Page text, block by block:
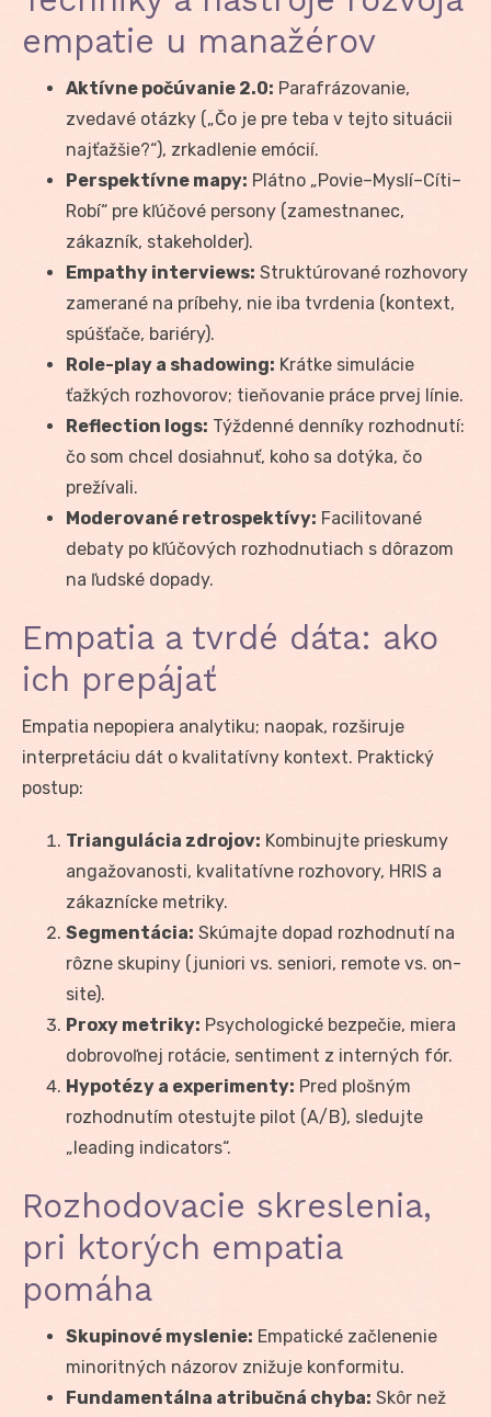
empatie u manažérov
Aktívne počúvanie 2.0: Parafrázovanie,
zvedavé otázky („Čo je pre teba v tejto situácii
najťažšie?“), zrkadlenie emócií.
Perspektívne mapy: Plátno „Povie–Myslí–Cíti–
Robí“ pre kľúčové persony (zamestnanec,
zákazník, stakeholder).
Empathy interviews: Struktúrované rozhovory
zamerané na príbehy, nie iba tvrdenia (kontext,
spúšťače, bariéry).
Role-play a shadowing: Krátke simulácie
ťažkých rozhovorov; tieňovanie práce prvej línie.
Reflection logs: Týždenné denníky rozhodnutí:
čo som chcel dosiahnuť, koho sa dotýka, čo
prežívali.
Moderované retrospektívy: Facilitované
debaty po kľúčových rozhodnutiach s dôrazom
na ľudské dopady.
Empatia a tvrdé dáta: ako
ich prepájať
Empatia nepopiera analytiku; naopak, rozširuje
interpretáciu dát o kvalitatívny kontext. Praktický
postup:
Triangulácia zdrojov: Kombinujte prieskumy
angažovanosti, kvalitatívne rozhovory, HRIS a
zákaznícke metriky.
Segmentácia: Skúmajte dopad rozhodnutí na
rôzne skupiny (juniori vs. seniori, remote vs. on-
site).
Proxy metriky: Psychologické bezpečie, miera
dobrovoľnej rotácie, sentiment z interných fór.
Hypotézy a experimenty: Pred plošným
rozhodnutím otestujte pilot (A/B), sledujte
„leading indicators“.
Rozhodovacie skreslenia,
pri ktorých empatia
pomáha
Skupinové myslenie: Empatické začlenenie
minoritných názorov znižuje konformitu.
Fundamentálna atribučná chyba: Skôr než